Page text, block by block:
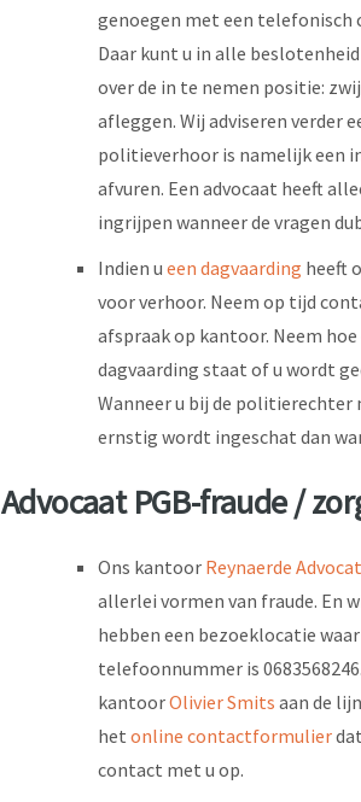
genoegen met een telefonisch
Daar kunt u in alle
over de in te nemen positie:
afleggen. Wij adviseren verder
politieverhoor is namelijk een
afvuren. Een advocaat heeft
ingrijpen wanneer de vragen
Indien u een dagvaarding heeft
voor verhoor. Neem op tijd
afspraak op kantoor. Neem
dagvaarding staat of u wordt
Wanneer u bij de
ernstig wordt ingeschat dan
Advocaat PGB-fraude /
Ons kantoor Reynaerde
allerlei vormen van fraude. En
hebben een bezoeklocatie
telefoonnummer is
kantoorOlivier Smits aan de
het online contactformulier
contact met u op.